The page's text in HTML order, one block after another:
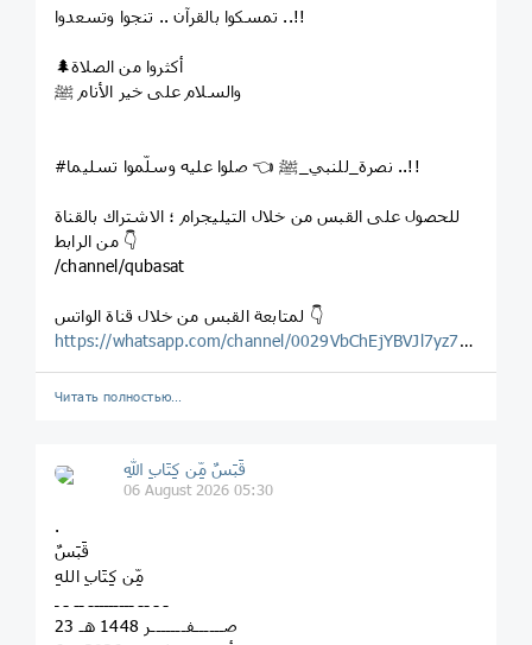
تمسكوا بالقرآن .. تنجوا وتسعدوا ..!!
🌲أكثروا من الصلاة
والسلام على خير الأنام ﷺ
#نصرة_للنبي_ﷺ 👈 صلوا عليه وسلّموا تسليما ..!!
للحصول على القبس من خلال التيليجرام ؛ الاشتراك بالقناة
من الرابط 👇
/channel/qubasat
لمتابعة القبس من خلال قناة الواتس 👇
https://whatsapp.com/channel/0029VbChEjYBVJl7yz7Wg123
Читать полностью…
قَبَسٌ مِّن كِتَابِ اللهِ
06 August 2026 05:30
.
قَبَسٌ
مِّن كِتَابِ اللهِ
23 صــــــفـــــــر 1448 هـ